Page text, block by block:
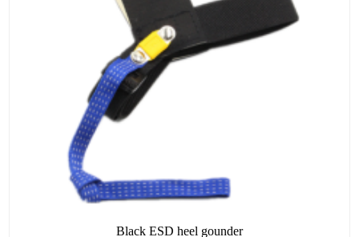
Black ESD heel gounder